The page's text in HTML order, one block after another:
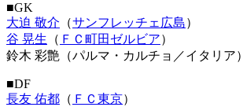
■GK
大迫 敬介 （サンフレッチェ広島）
谷 晃生 （ ＦＣ町田ゼルビア）
鈴木 彩艶（パルマ・カルチョ／イタリア）
■DF
長友 佑都 （ ＦＣ東京）